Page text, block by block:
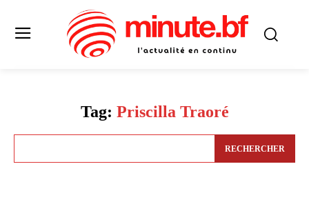
Tag: Priscilla Traoré
RECHERCHER